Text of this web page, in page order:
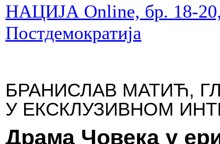
НАЦИЈА Online, бр. 18-
Постдемократија
БРАНИСЛАВ МАТИЋ,
У ЕКСКЛУЗИВНОМ
Драма Човека у